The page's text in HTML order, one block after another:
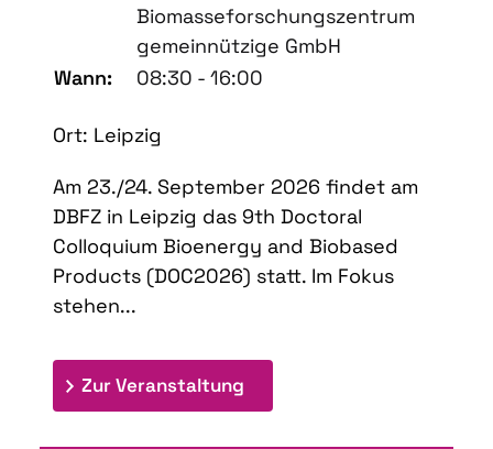
Biomasseforschungszentrum
gemeinnützige GmbH
Wann:
08:30 - 16:00
Ort: Leipzig
Am 23./24. September 2026 findet am
DBFZ in Leipzig das 9th Doctoral
Colloquium Bioenergy and Biobased
Products (DOC2026) statt. Im Fokus
stehen...
Zur Veranstaltung